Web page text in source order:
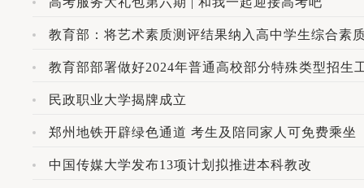
教育部：将艺术素质测评结果纳入高中学生综合素
教育部部署做好2024年普通高校部分特殊类型招生
民政职业大学揭牌成立
郑州地铁开辟绿色通道 考生及陪同家人可免费乘坐
中国传媒大学发布13项计划拟推进本科教改